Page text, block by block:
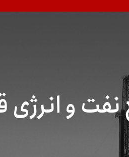
و انرژی